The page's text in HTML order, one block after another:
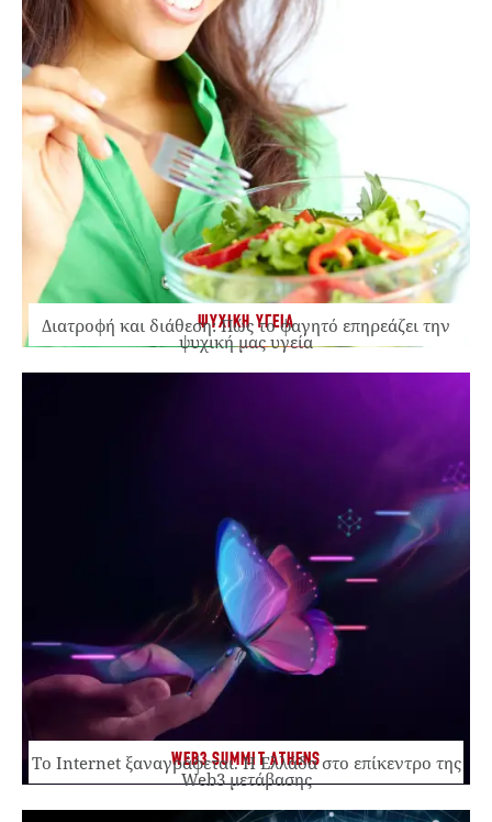
ΨΥΧΙΚΗ ΥΓΕΙΑ
Διατροφή και διάθεση: Πώς το φαγητό επηρεάζει την
ψυχική μας υγεία
WEB3 SUMMIT ATHENS
Το Internet ξαναγράφεται. Η Ελλάδα στο επίκεντρο της
Web3 μετάβασης